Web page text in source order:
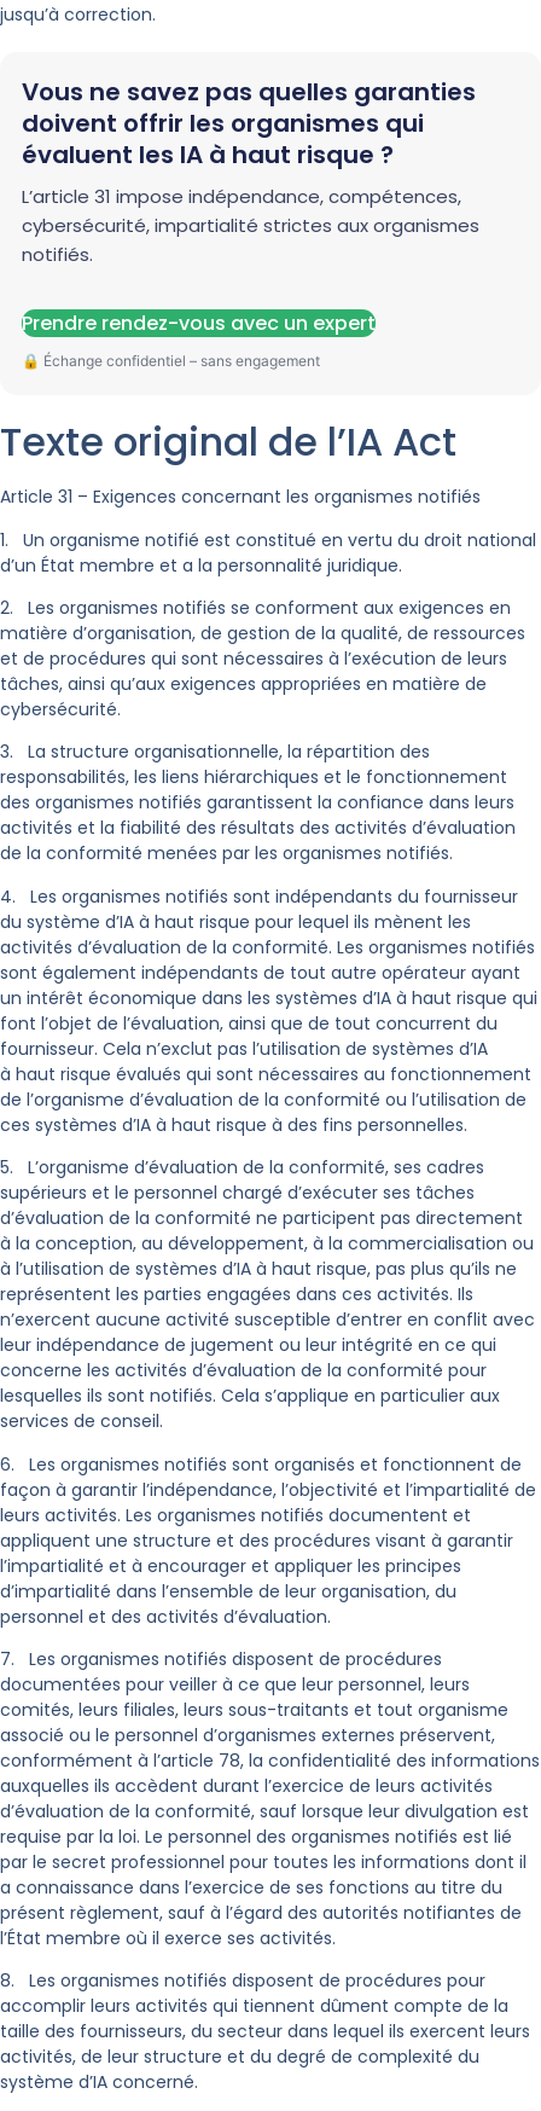
jusqu’à correction.
Vous ne savez pas quelles garanties
doivent offrir les organismes qui
évaluent les IA à haut risque ?
L’article 31 impose indépendance, compétences,
cybersécurité, impartialité strictes aux organismes
notifiés.
Prendre rendez-vous avec un expert
Texte original de l’IA Act
Article 31 – Exigences concernant les organismes notifiés
1. Un organisme notifié est constitué en vertu du droit national
d’un État membre et a la personnalité juridique.
2. Les organismes notifiés se conforment aux exigences en
matière d’organisation, de gestion de la qualité, de ressources
et de procédures qui sont nécessaires à l’exécution de leurs
tâches, ainsi qu’aux exigences appropriées en matière de
cybersécurité.
3. La structure organisationnelle, la répartition des
responsabilités, les liens hiérarchiques et le fonctionnement
des organismes notifiés garantissent la confiance dans leurs
activités et la fiabilité des résultats des activités d’évaluation
de la conformité menées par les organismes notifiés.
4. Les organismes notifiés sont indépendants du fournisseur
du système d’IA à haut risque pour lequel ils mènent les
activités d’évaluation de la conformité. Les organismes notifiés
sont également indépendants de tout autre opérateur ayant
un intérêt économique dans les systèmes d’IA à haut risque qui
font l’objet de l’évaluation, ainsi que de tout concurrent du
fournisseur. Cela n’exclut pas l’utilisation de systèmes d’IA
à haut risque évalués qui sont nécessaires au fonctionnement
de l’organisme d’évaluation de la conformité ou l’utilisation de
ces systèmes d’IA à haut risque à des fins personnelles.
5. L’organisme d’évaluation de la conformité, ses cadres
supérieurs et le personnel chargé d’exécuter ses tâches
d’évaluation de la conformité ne participent pas directement
à la conception, au développement, à la commercialisation ou
à l’utilisation de systèmes d’IA à haut risque, pas plus qu’ils ne
représentent les parties engagées dans ces activités. Ils
n’exercent aucune activité susceptible d’entrer en conflit avec
leur indépendance de jugement ou leur intégrité en ce qui
concerne les activités d’évaluation de la conformité pour
lesquelles ils sont notifiés. Cela s’applique en particulier aux
services de conseil.
6. Les organismes notifiés sont organisés et fonctionnent de
façon à garantir l’indépendance, l’objectivité et l’impartialité de
leurs activités. Les organismes notifiés documentent et
appliquent une structure et des procédures visant à garantir
l’impartialité et à encourager et appliquer les principes
d’impartialité dans l’ensemble de leur organisation, du
personnel et des activités d’évaluation.
7. Les organismes notifiés disposent de procédures
documentées pour veiller à ce que leur personnel, leurs
comités, leurs filiales, leurs sous-traitants et tout organisme
associé ou le personnel d’organismes externes préservent,
conformément à l’article 78, la confidentialité des informations
auxquelles ils accèdent durant l’exercice de leurs activités
d’évaluation de la conformité, sauf lorsque leur divulgation est
requise par la loi. Le personnel des organismes notifiés est lié
par le secret professionnel pour toutes les informations dont il
a connaissance dans l’exercice de ses fonctions au titre du
présent règlement, sauf à l’égard des autorités notifiantes de
l’État membre où il exerce ses activités.
8. Les organismes notifiés disposent de procédures pour
accomplir leurs activités qui tiennent dûment compte de la
taille des fournisseurs, du secteur dans lequel ils exercent leurs
activités, de leur structure et du degré de complexité du
système d’IA concerné.